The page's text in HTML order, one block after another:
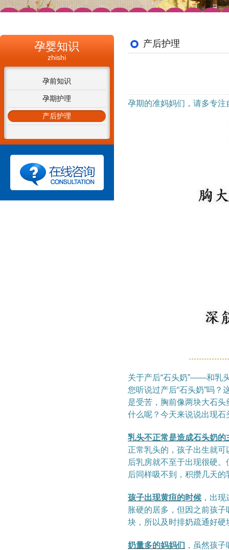
孕婴知识
zhishi
孕前知识
孕期护理
产后护理
产后护理
孕期的准妈妈们，请多专
关于产后“石头奶”——和乳
您听说过产后“石头奶”吗？
是受苦，胸前像两块大石
什么呢？今天来说说出现
乳头不正常是造成石头奶的
正常乳头的，孩子出生就
后乳房就不至于出现很硬
后同样吸不到，积攒几天
孩子出现黄疸的时候 ，出
胀硬的居多，但因之前孩
块，所以及时排奶疏通好硬
奶量多的妈妈们 ，虽然孩